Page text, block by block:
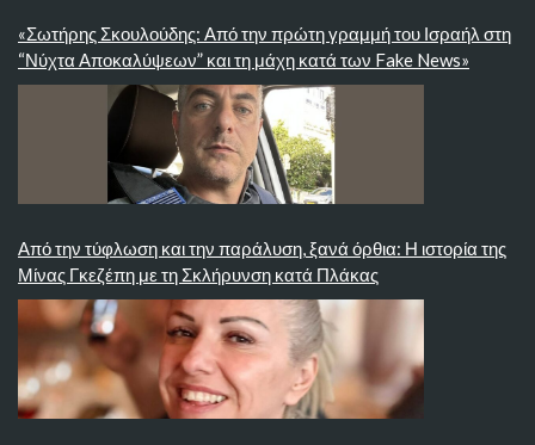
«Σωτήρης Σκουλούδης: Από την πρώτη γραμμή του Ισραήλ στη
“Νύχτα Αποκαλύψεων” και τη μάχη κατά των Fake News»
Από την τύφλωση και την παράλυση, ξανά όρθια: Η ιστορία της
Μίνας Γκεζέπη με τη Σκλήρυνση κατά Πλάκας